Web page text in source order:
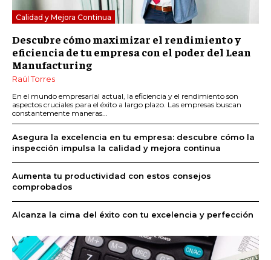
Calidad y Mejora Continua
Descubre cómo maximizar el rendimiento y
eficiencia de tu empresa con el poder del Lean
Manufacturing
Raúl Torres
En el mundo empresarial actual, la eficiencia y el rendimiento son
aspectos cruciales para el éxito a largo plazo. Las empresas buscan
constantemente maneras...
Asegura la excelencia en tu empresa: descubre cómo la
inspección impulsa la calidad y mejora continua
Aumenta tu productividad con estos consejos
comprobados
Alcanza la cima del éxito con tu excelencia y perfección